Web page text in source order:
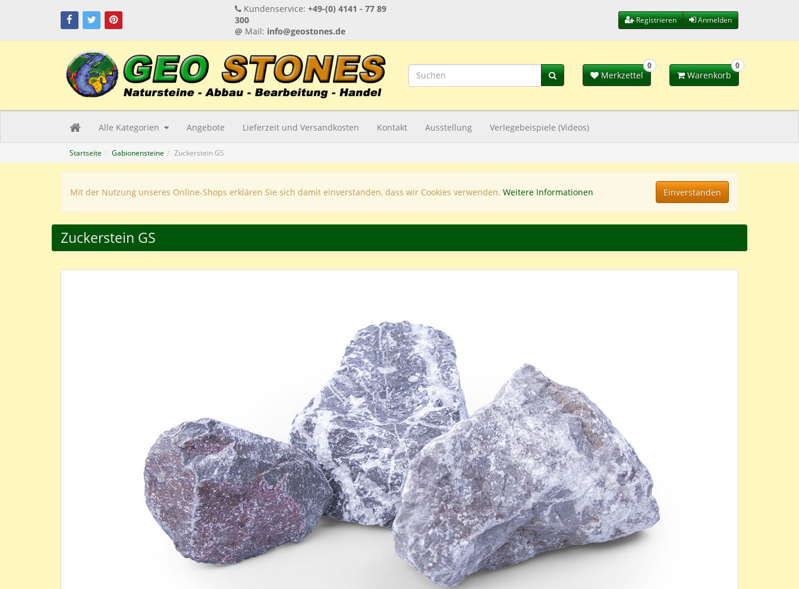
Kundenservice: +49-(0) 4141 - 77 89
300
@ Mail: info@geostones.de
Registrieren Anmelden
Merkzettel
0 0
Warenkorb
Alle Kategorien Angebote Lieferzeit und Versandkosten Kontakt Ausstellung Verlegebeispiele (Videos)
Startseite Gabionensteine Zuckerstein GS
Mit der Nutzung unseres Online-Shops erklären Sie sich damit einverstanden, dass wir Cookies verwenden. Weitere Informationen Einverstanden
Zuckerstein GS